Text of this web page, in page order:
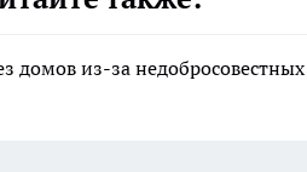
домов из-за